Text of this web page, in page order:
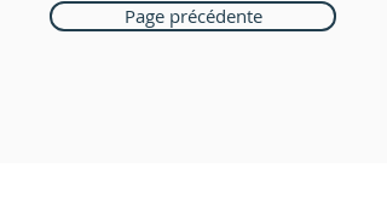
Page précédente